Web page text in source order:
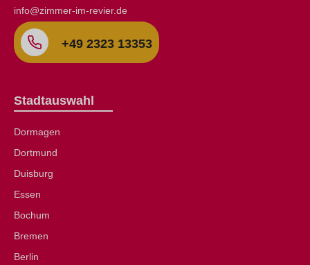
info@zimmer-im-revier.de
+49 2323 13353
Stadtauswahl
Dormagen
Dortmund
Duisburg
Essen
Bochum
Bremen
Berlin